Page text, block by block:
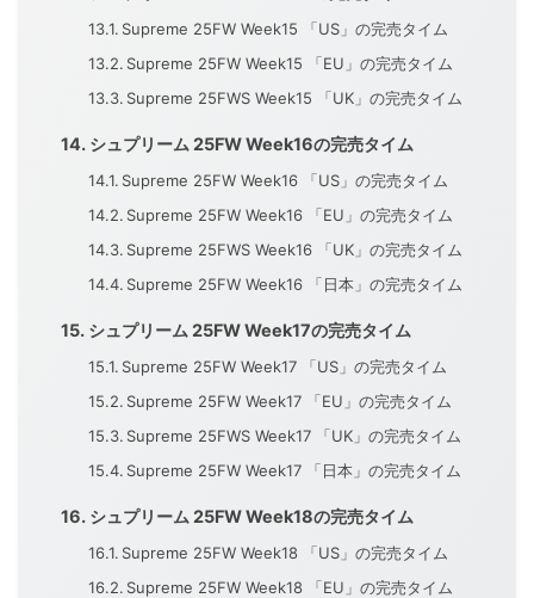
Supreme 25FW Week15 「US」の完売タイム
Supreme 25FW Week15 「EU」の完売タイム
Supreme 25FWS Week15 「UK」の完売タイム
シュプリーム 25FW Week16の完売タイム
Supreme 25FW Week16 「US」の完売タイム
Supreme 25FW Week16 「EU」の完売タイム
Supreme 25FWS Week16 「UK」の完売タイム
Supreme 25FW Week16 「日本」の完売タイム
シュプリーム 25FW Week17の完売タイム
Supreme 25FW Week17 「US」の完売タイム
Supreme 25FW Week17 「EU」の完売タイム
Supreme 25FWS Week17 「UK」の完売タイム
Supreme 25FW Week17 「日本」の完売タイム
シュプリーム 25FW Week18の完売タイム
Supreme 25FW Week18 「US」の完売タイム
Supreme 25FW Week18 「EU」の完売タイム